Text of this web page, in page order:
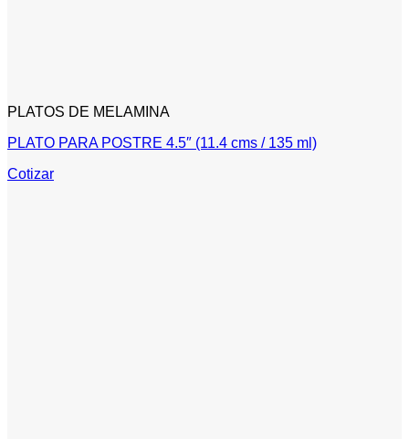
PLATOS DE MELAMINA
PLATO PARA POSTRE 4.5″ (11.4 cms / 135 ml)
Cotizar